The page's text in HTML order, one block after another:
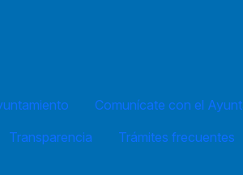
Comunícate con el
Transparencia Trámites frecuentes